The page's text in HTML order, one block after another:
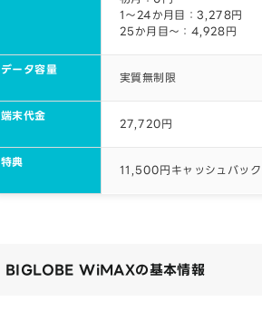
1～24か月目：3,278円
25か月目～：4,928円
データ容量
実質無制限
端末代金
27,720円
特典
11,500円キャッシュバック
BIGLOBE WiMAXの基本情報